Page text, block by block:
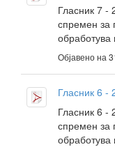
Гласник 7 -
спремен за
обработува
Објавено на
Гласник 6 -
Гласник 6 -
спремен за
обработува